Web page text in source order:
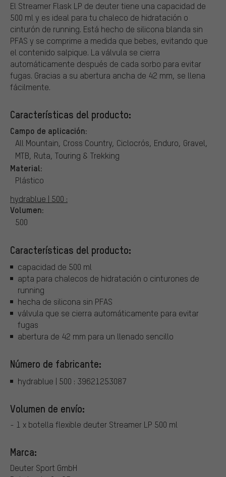
El Streamer Flask LP de deuter tiene una capacidad de
500 ml y es ideal para tu chaleco de hidratación o
cinturón de running. Está hecho de silicona blanda sin
PFAS y se comprime a medida que bebes, evitando que
el contenido salpique. La válvula se cierra
automáticamente después de cada sorbo para evitar
fugas. Gracias a su abertura ancha de 42 mm, se llena
fácilmente.
Características del producto:
Campo de aplicación:
All Mountain, Cross Country, Ciclocrós, Enduro, Gravel,
MTB, Ruta, Touring & Trekking
Material:
Plástico
hydrablue | 500 :
Volumen:
500
Características del producto:
capacidad de 500 ml
apta para chalecos de hidratación o cinturones de
running
hecha de silicona sin PFAS
válvula que se cierra automáticamente para evitar
fugas
abertura de 42 mm para un llenado sencillo
Número de fabricante:
hydrablue | 500 : 39621253087
Volumen de envío:
- 1 x botella flexible deuter Streamer LP 500 ml
Marca:
Deuter Sport GmbH